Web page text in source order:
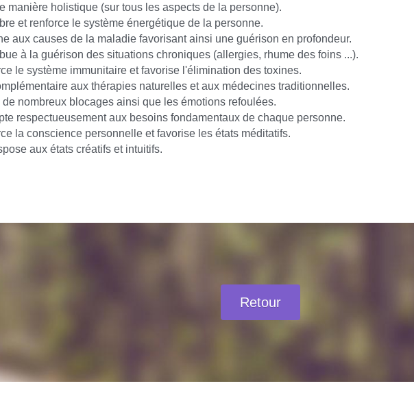
manière holistique (sur tous les aspects de la personne).
et renforce le système énergétique de la personne.
aux causes de la maladie favorisant ainsi une guérison en profondeur.
à la guérison des situations chroniques (allergies, rhume des foins ...).
le système immunitaire et favorise l'élimination des toxines.
aux thérapies naturelles et aux médecines traditionnelles.
de nombreux blocages ainsi que les émotions refoulées.
respectueusement aux besoins fondamentaux de chaque personne.
la conscience personnelle et favorise les états méditatifs.
aux états créatifs et intuitifs.
Retour